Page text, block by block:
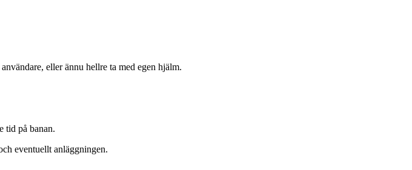
eller ännu hellre ta med egen hjälm.
tid på banan.
eventuellt anläggningen.